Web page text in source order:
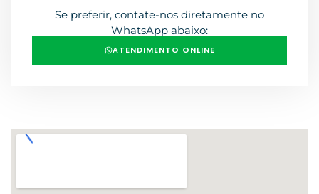
Se preferir, contate-nos diretamente no
WhatsApp abaixo:
ATENDIMENTO ONLINE